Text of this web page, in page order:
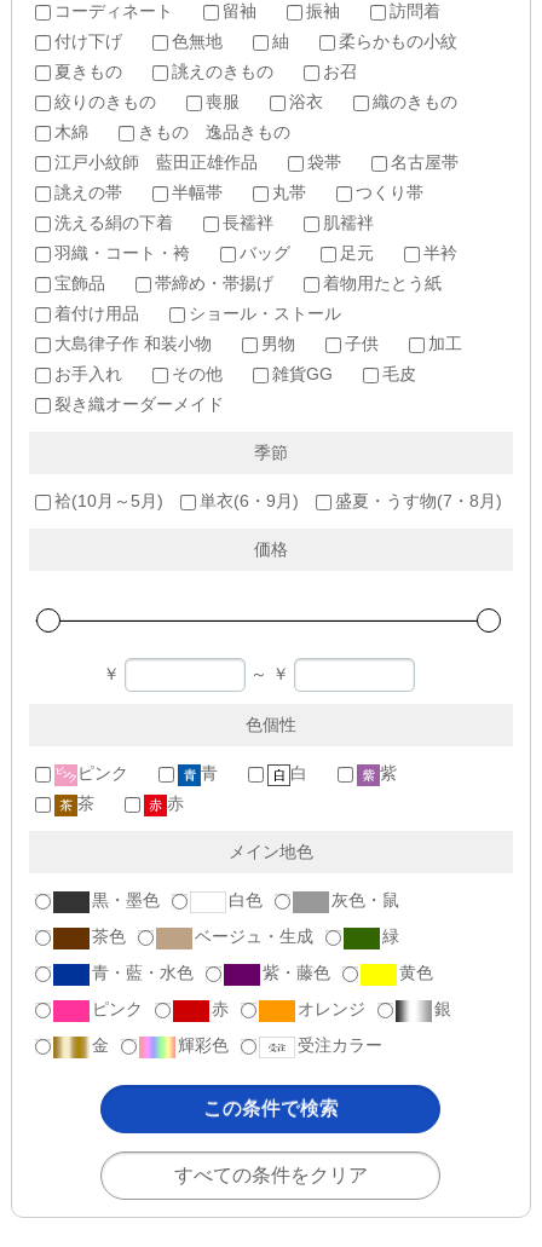
コーディネート 留袖 振袖
訪問着
付け下げ
色無地 紬
柔らかもの小紋
夏きもの
誂えのきもの
お召
絞りのきもの
喪服 浴衣
織のきもの
木綿
きもの 逸品きもの
江戸小紋師 藍田正雄作品
袋帯
名古屋帯
誂えの帯
半幅帯 丸帯
つくり帯
洗える絹の下着
長襦袢
肌襦袢
羽織・コート・袴
バッグ 足元
半衿
宝飾品
帯締め・帯揚げ
着物用たとう紙
着付け用品
ショール・ストール
大島律子作 和装小物
男物 子供
加工
お手入れ
その他 雑貨GG
毛皮
裂き織オーダーメイド
季節
袷(10月～5月) 単衣(6・9月) 盛夏・うす物(7・8月)
価格
￥ ～ ￥
色個性
ピンク 青 白
紫
茶
赤
メイン地色
黒・墨色 白色
灰色・鼠
茶色
ベージュ・生成
緑
青・藍・水色
紫・藤色
黄色
ピンク
赤 オレンジ
銀
金
輝彩色 受注カラー